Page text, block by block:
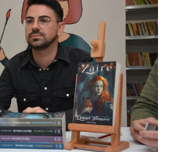
našu
dušu“